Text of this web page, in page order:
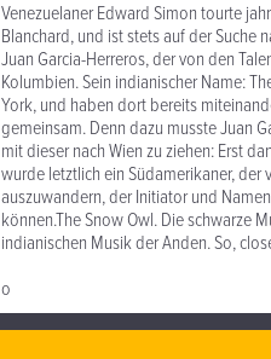
Venezuelaner Edward Simon tourte
Blanchard, und ist stets auf der Suche
Juan Garcia-Herreros, der von den
Kolumbien. Sein indianischer Name:
York, und haben dort bereits
gemeinsam. Denn dazu musste Juan
mit dieser nach Wien zu ziehen: Erst
wurde letztlich ein Südamerikaner,
auszuwandern, der Initiator und
können.The Snow Owl. Die schwarze
indianischen Musik der Anden. So,
o